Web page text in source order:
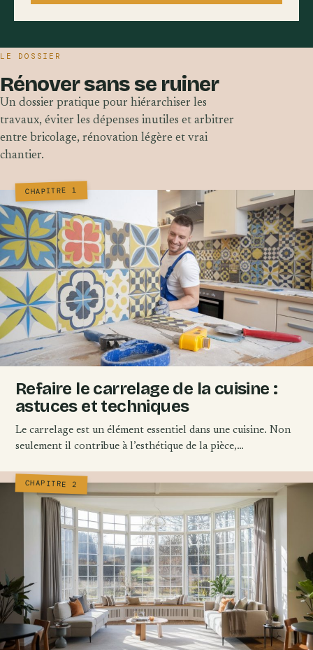
LE DOSSIER
Rénover sans se ruiner
Un dossier pratique pour hiérarchiser les
travaux, éviter les dépenses inutiles et arbitrer
entre bricolage, rénovation légère et vrai
chantier.
CHAPITRE 1
Refaire le carrelage de la cuisine :
astuces et techniques
Le carrelage est un élément essentiel dans une cuisine. Non
seulement il contribue à l’esthétique de la pièce,…
CHAPITRE 2